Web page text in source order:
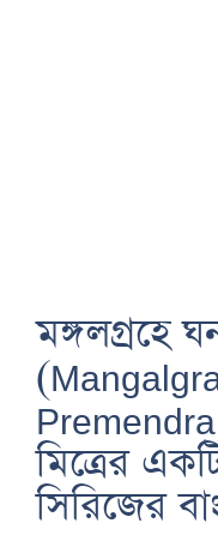
মঙ্গলগ্রহে
Premendra
মিত্রের
সিরিজের